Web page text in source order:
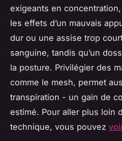
exigeants en
les effets d’un mauvais
dur ou une assise trop
sanguine, tandis qu’un
la posture. Privilégier des
comme le mesh, permet
transpiration - un gain de
estimé. Pour aller plus loin
technique, vous pouvez